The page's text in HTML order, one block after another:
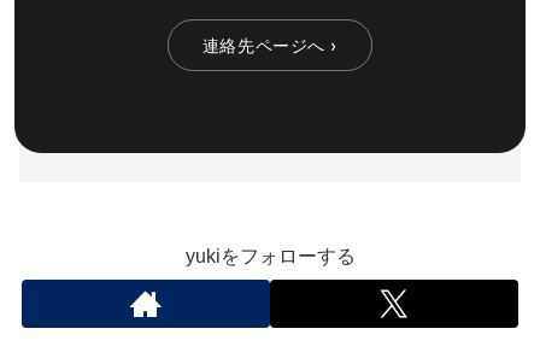
連絡先ページへ ›
yukiをフォローする